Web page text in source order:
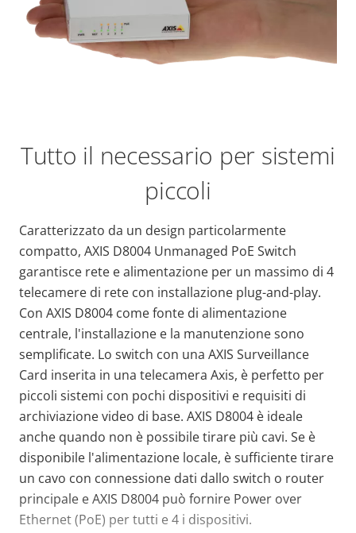
Tutto il necessario per sistemi
piccoli
Caratterizzato da un design particolarmente
compatto, AXIS D8004 Unmanaged PoE Switch
garantisce rete e alimentazione per un massimo di 4
telecamere di rete con installazione plug-and-play.
Con AXIS D8004 come fonte di alimentazione
centrale, l'installazione e la manutenzione sono
semplificate. Lo switch con una AXIS Surveillance
Card inserita in una telecamera Axis, è perfetto per
piccoli sistemi con pochi dispositivi e requisiti di
archiviazione video di base. AXIS D8004 è ideale
anche quando non è possibile tirare più cavi. Se è
disponibile l'alimentazione locale, è sufficiente tirare
un cavo con connessione dati dallo switch o router
principale e AXIS D8004 può fornire Power over
Ethernet (PoE) per tutti e 4 i dispositivi.